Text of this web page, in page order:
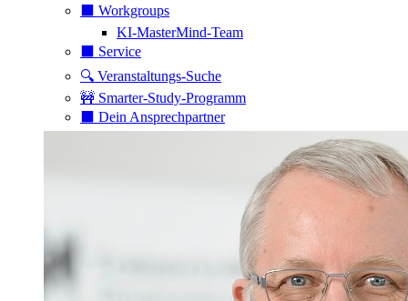
⬛️ Workgroups
KI-MasterMind-Team
⬛️ Service
🔍 Veranstaltungs-Suche
🚧 Smarter-Study-Programm
⬛️ Dein Ansprechpartner